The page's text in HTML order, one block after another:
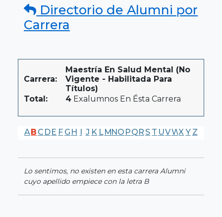
Directorio de Alumni por
Carrera
Carrera:
Maestría En Salud Mental (No
Vigente - Habilitada Para
Títulos)
Total:
4 Exalumnos En Ésta Carrera
AB C DE F G H I J K LMNO PQR S T UVWX Y Z
Lo sentimos, no existen en esta carrera Alumni
cuyo apellido empiece con la letra B